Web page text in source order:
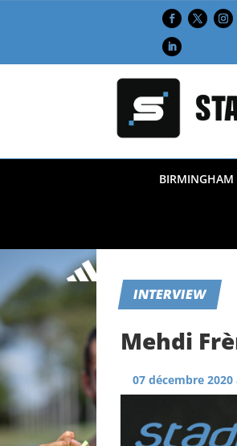
BIRMINGHAM
INTERVIEW
Mehdi
07 décembre 2020